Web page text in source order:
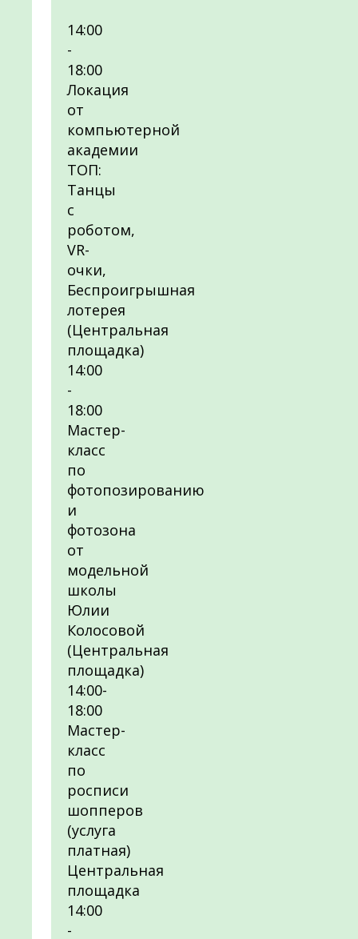
14:00
-
18:00
Локация
от
компьютерной
академии
ТОП:
Танцы
с
роботом,
VR-
очки,
Беспроигрышная
лотерея
(Центральная
площадка)
14:00
-
18:00
Мастер-
класс
по
фотопозированию
и
фотозона
от
модельной
школы
Юлии
Колосовой
(Центральная
площадка)
14:00-
18:00
Мастер-
класс
по
росписи
шопперов
(услуга
платная)
Центральная
площадка
14:00
-